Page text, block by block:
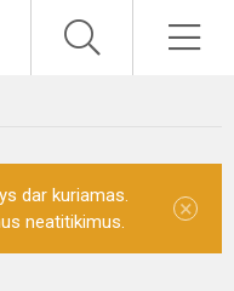
dar kuriamas.
neatitikimus.
×